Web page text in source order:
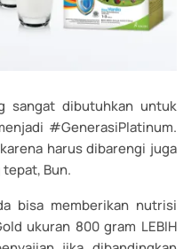
sangat dibutuhkan untuk
#GenerasiPlatinum.
harus dibarengi juga
Bun.
bisa memberikan nutrisi
ukuran 800 gram LEBIH